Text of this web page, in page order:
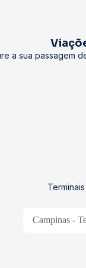
a sua passagem
Campinas -